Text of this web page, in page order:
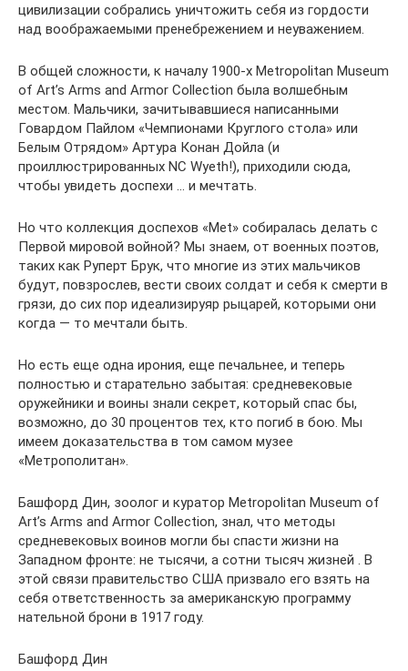
цивилизации собрались уничтожить себя из гордости
над воображаемыми пренебрежением и неуважением.
В общей сложности, к началу 1900-х Metropolitan Museum
of Art’s Arms and Armor Collection была волшебным
местом. Мальчики, зачитывавшиеся написанными
Говардом Пайлом «Чемпионами Круглого стола» или
Белым Отрядом» Артура Конан Дойла (и
проиллюстрированных NC Wyeth!), приходили сюда,
чтобы увидеть доспехи … и мечтать.
Но что коллекция доспехов «Met» собиралась делать с
Первой мировой войной? Мы знаем, от военных поэтов,
таких как Руперт Брук, что многие из этих мальчиков
будут, повзрослев, вести своих солдат и себя к смерти в
грязи, до сих пор идеализируяр рыцарей, которыми они
когда — то мечтали быть.
Но есть еще одна ирония, еще печальнее, и теперь
полностью и старательно забытая: средневековые
оружейники и воины знали секрет, который спас бы,
возможно, до 30 процентов тех, кто погиб в бою. Мы
имеем доказательства в том самом музее
«Метрополитан».
Башфорд Дин, зоолог и куратор Metropolitan Museum of
Art’s Arms and Armor Collection, знал, что методы
средневековых воинов могли бы спасти жизни на
Западном фронте: не тысячи, а сотни тысяч жизней . В
этой связи правительство США призвало его взять на
себя ответственность за американскую программу
нательной брони в 1917 году.
Башфорд Дин